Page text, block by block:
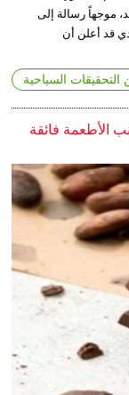
موجهاً رسالة إلى
قد أعلن أن
التحقيقات السياحية
الأطعمة فائقة